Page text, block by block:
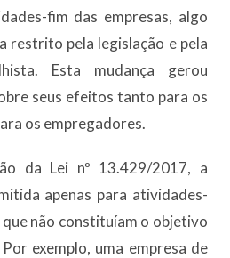
fim das empresas, algo
restrito pela legislação e pela
Esta mudança gerou
seus efeitos tanto para os
os empregadores.
da Lei nº 13.429/2017, a
apenas para atividades-
que não constituíam o objetivo
exemplo, uma empresa de